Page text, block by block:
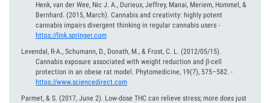
Henk, van der Wee, Nic J. A., Durieux, Jeffrey, Manai, Meriem, Hommel, &
Bernhard. (2015, March). Cannabis and creativity: highly potent
cannabis impairs divergent thinking in regular cannabis users -
https://link.springer.com
Levendal, R-A., Schumann, D., Donath, M., & Frost, C. L. (2012/05/15).
Cannabis exposure associated with weight reduction and β-cell
protection in an obese rat model. Phytomedicine, 19(7), 575–582. -
https://www.sciencedirect.com
Parmet, & S. (2017, June 2). Low-dose THC can relieve stress; more does just